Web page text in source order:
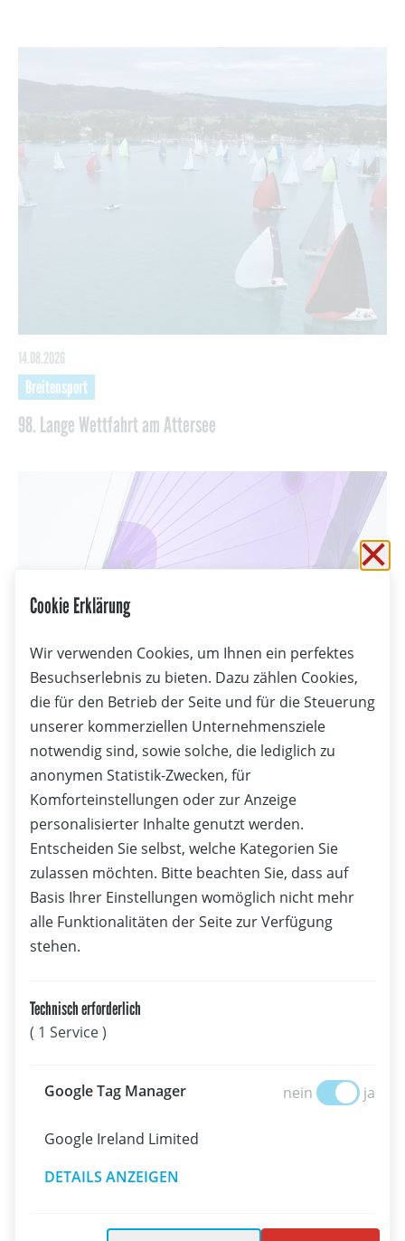
98. Lange Wettfahrt am Attersee
Breitensport
14.08.2026
Wettfahrtsieg für Prettner/Flachberger | OeSV-Duos kämpfen
um Medal Race
Spitzensport
07.08.2026
Cookie Erklärung
Wir verwenden Cookies, um Ihnen ein perfektes
Besuchserlebnis zu bieten. Dazu zählen Cookies,
die für den Betrieb der Seite und für die Steuerung
unserer kommerziellen Unternehmensziele
notwendig sind, sowie solche, die lediglich zu
anonymen Statistik-Zwecken, für
Komforteinstellungen oder zur Anzeige
personalisierter Inhalte genutzt werden.
Entscheiden Sie selbst, welche Kategorien Sie
zulassen möchten. Bitte beachten Sie, dass auf
Basis Ihrer Einstellungen womöglich nicht mehr
alle Funktionalitäten der Seite zur Verfügung
stehen.
Technisch erforderlich
( 1 Service )
Google Tag Manager nein
Google Tag ja
Google Ireland Limited
DETAILS ANZEIGEN